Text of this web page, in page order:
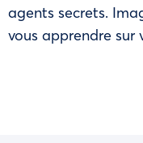
agents secrets.
vous apprendre sur